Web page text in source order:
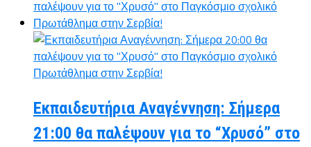
Εκπαιδευτήρια Αναγέννηση: Σήμερα
21:00 θα παλέψουν για το “Χρυσό” στο